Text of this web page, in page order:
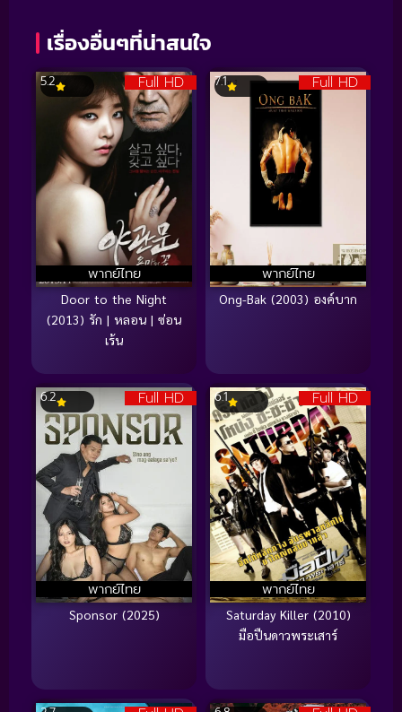
เรื่องอื่นๆที่น่าสนใจ
Full HD
พากย์ไทย
5.2
Door to the Night
(2013) รัก | หลอน | ซ่อน
เร้น
Full HD
พากย์ไทย
7.1
Ong-Bak (2003) องค์บาก
Full HD
พากย์ไทย
6.2
Sponsor (2025)
Full HD
พากย์ไทย
6.1
Saturday Killer (2010)
มือปืนดาวพระเสาร์